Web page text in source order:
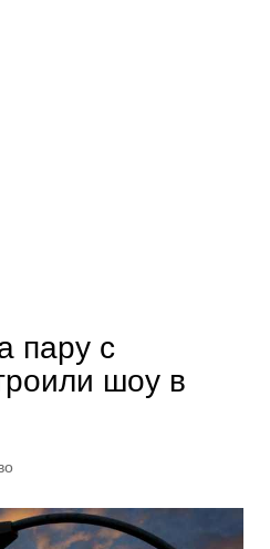
пару с
шоу в